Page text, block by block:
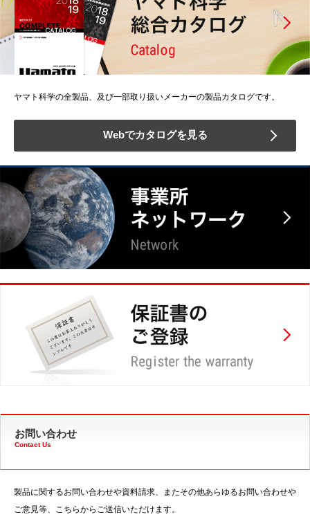
ヤマト科学の全製品、及び一部取り扱いメーカーの製品カタログです。
Webでカタログを見る
お問い合わせ
Contact Us
製品に関するお問い合わせや資料請求、またその他あらゆるお問い合わせや
ご意見等、こちらからご送信いただけます。